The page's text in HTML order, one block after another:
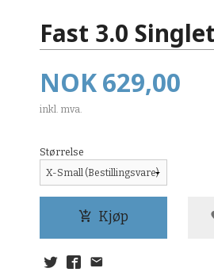
Fast 3.0
Pris
NOK629,00
inkl. mva.
Størrelse
Kjøp